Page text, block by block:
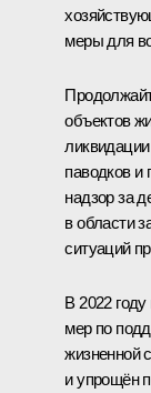
меры для
объектов
паводков и
надзор за
в области
ситуаций
В 2022
мер по
жизненной
и упрощён